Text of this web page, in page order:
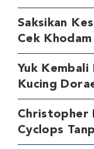
Saksikan
Cek
Yuk
Kucing
Christopher
Cyclops